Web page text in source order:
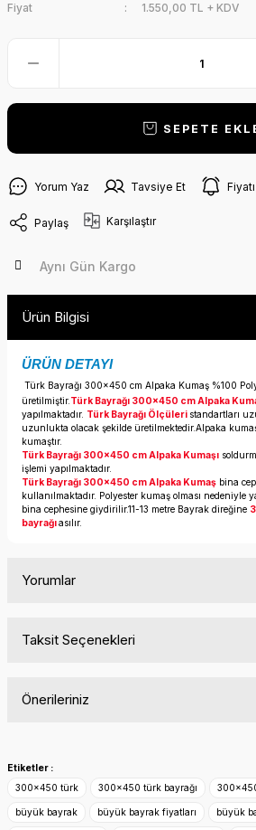
Fiyat
1.550,00 TL + KDV
SEPETE
Yorum Yaz Tavsiye Et
Paylaş Karşılaştır
Aynı Gün Kargo
Ürün Bilgisi
ÜRÜN DETAYI
Türk Bayrağı 300x450 cm Alpaka Kumaş %100
üretilmiştir. Türk Bayrağı 300x450 cm Alpaka
yapılmaktadır. Türk Bayrağı Ölçüleri standartları
uzunlukta olacak şekilde üretilmektedir.Alpaka
kumaştır.
Türk Bayrağı 300x450 cm Alpaka Kumaşı
işlemi yapılmaktadır.
Türk Bayrağı 300x450 cm Alpaka Kumaş bina
kullanılmaktadır. Polyester kumaş olması nedeniyle
bina cephesine giydirilir.11-13 metre Bayrak direğine
bayrağıasılır.
Yorumlar
Taksit Seçenekleri
Önerileriniz
konularda yetersiz gördüğünüz noktaları
Görüş ve önerileriniz için teşekkür ederiz.
Etiketler :
300x450 türk
300x450 türk bayrağı
büyük bayrak büyük bayrak fiyatları büyük